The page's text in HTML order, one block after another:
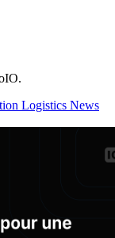
Logistics News